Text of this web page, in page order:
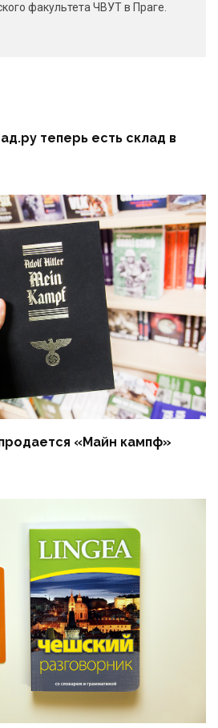
факультета ЧВУТ в Праге.
теперь есть склад в
«Майн кампф»